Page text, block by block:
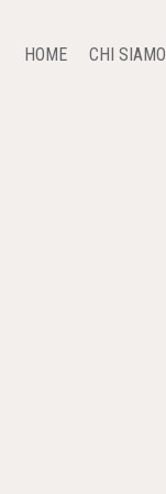
HOME CHI SIAMO